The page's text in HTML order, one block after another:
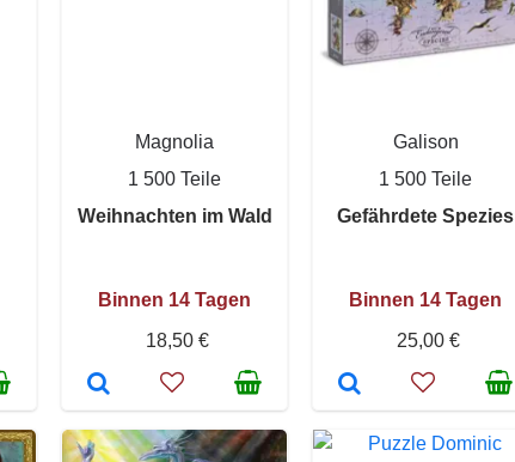
Magnolia
1 500 Teile
Weihnachten im Wald
Binnen 14 Tagen
18,50 €
Galison
1 500 Teile
Gefährdete Spezies
Binnen 14 Tagen
25,00 €